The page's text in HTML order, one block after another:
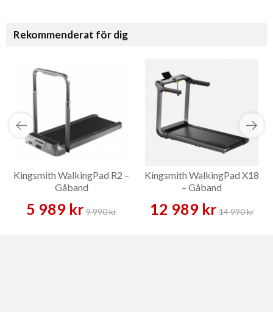
Rekommenderat för dig
Kingsmith WalkingPad R2 –
Gåband
5 989 kr9 990 kr
Kingsmith WalkingPad X18
– Gåband
12 989 kr14 990 kr